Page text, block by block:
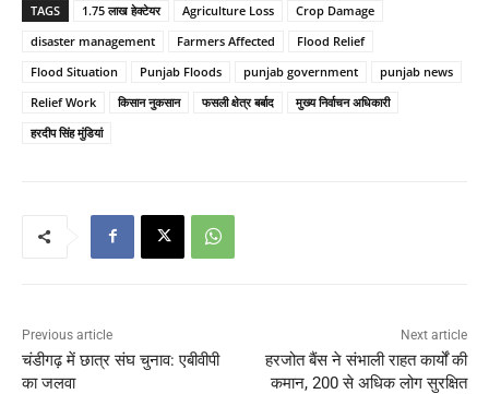
TAGS 1.75 लाख हेक्टेयर Agriculture Loss
Crop Damage
disaster management
Farmers Affected
Flood Relief
Flood Situation
Punjab Floods punjab government
punjab news
Relief Work
किसान नुकसान फसली क्षेत्र बर्बाद
मुख्य निर्वाचन अधिकारी
हरदीप सिंह मुंडियां
Previous article
चंडीगढ़ में छात्र संघ चुनाव: एबीवीपी
का जलवा
Next article
हरजोत बैंस ने संभाली राहत कार्यों की
कमान, 200 से अधिक लोग सुरक्षित